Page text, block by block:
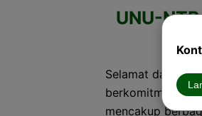
UNU-NTB
Selamat datang
berkomitmen
mencakup